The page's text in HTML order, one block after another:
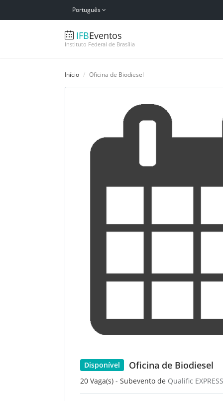
Português
IFBEventos
Instituto Federal de Brasília
Início Oficina de Biodiesel
Disponível Oficina de Biodiesel
20 Vaga(s) - Subevento de Qualific EXPRESS